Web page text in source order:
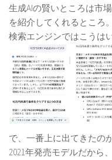
生成AIの賢いところは市
を紹介してくれるところ。
検索エンジンではこうは
で、一番上に出てきたのが
2021年発売モデルだから